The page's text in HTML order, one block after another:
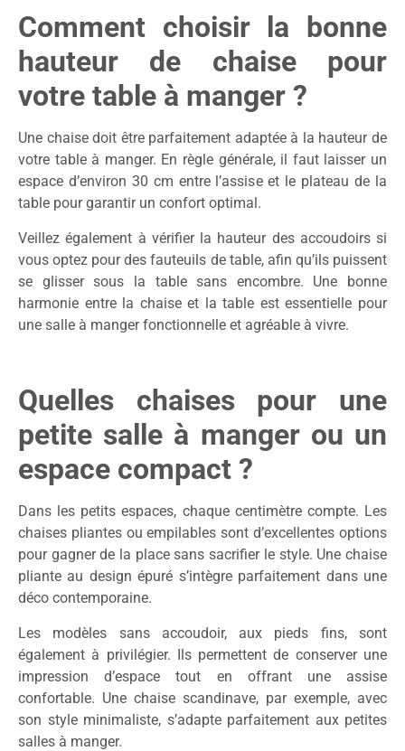
Comment choisir la bonne
hauteur de chaise pour
votre table à manger ?
Une chaise doit être parfaitement adaptée à la hauteur de
votre table à manger. En règle générale, il faut laisser un
espace d’environ 30 cm entre l’assise et le plateau de la
table pour garantir un confort optimal.
Veillez également à vérifier la hauteur des accoudoirs si
vous optez pour des fauteuils de table, afin qu’ils puissent
se glisser sous la table sans encombre. Une bonne
harmonie entre la chaise et la table est essentielle pour
une salle à manger fonctionnelle et agréable à vivre.
Quelles chaises pour une
petite salle à manger ou un
espace compact ?
Dans les petits espaces, chaque centimètre compte. Les
chaises pliantes ou empilables sont d’excellentes options
pour gagner de la place sans sacrifier le style. Une chaise
pliante au design épuré s’intègre parfaitement dans une
déco contemporaine.
Les modèles sans accoudoir, aux pieds fins, sont
également à privilégier. Ils permettent de conserver une
impression d’espace tout en offrant une assise
confortable. Une chaise scandinave, par exemple, avec
son style minimaliste, s’adapte parfaitement aux petites
salles à manger.